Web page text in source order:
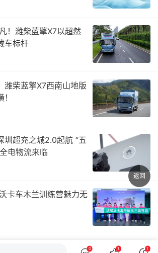
！潍柴蓝擎X7以超然
车标杆
潍柴蓝擎X7西南山地版
圳超充之城2.0起航 “五
电物流来临
卡车木兰训练营魅力无
0 1 1
返回